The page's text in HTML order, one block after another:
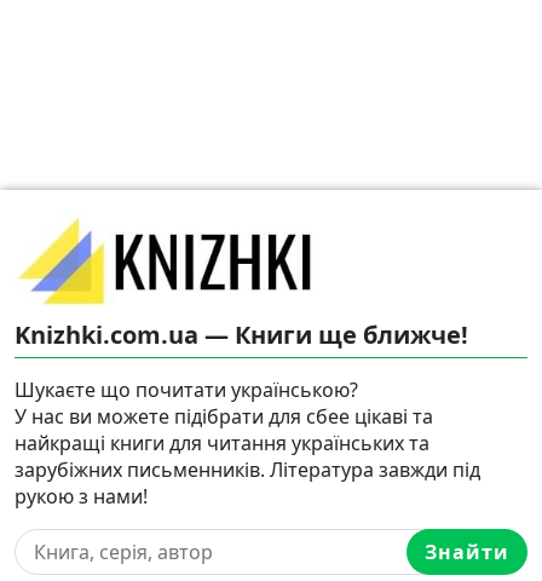
Knizhki.com.ua — Книги ще ближче!
Шукаєте що почитати українською?
У нас ви можете підібрати для сбее цікаві та
найкращі книги для читання українських та
зарубіжних письменників. Література завжди під
рукою з нами!
Знайти